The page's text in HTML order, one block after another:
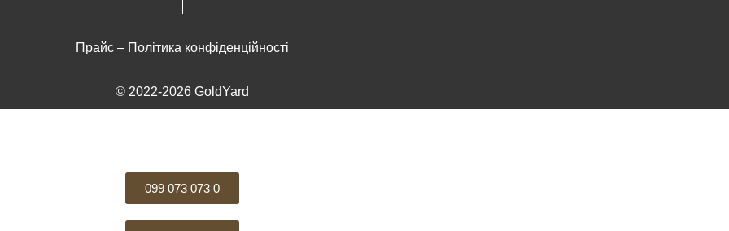
Прайс – Політика конфіденційності
© 2022-2026 GoldYard
099 073 073 0